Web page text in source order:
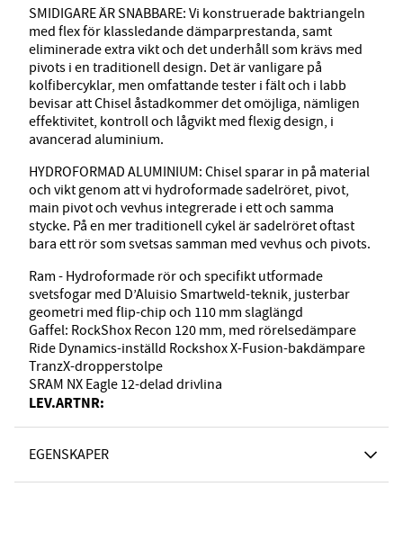
SMIDIGARE ÄR SNABBARE: Vi konstruerade baktriangeln
med flex för klassledande dämparprestanda, samt
eliminerade extra vikt och det underhåll som krävs med
pivots i en traditionell design. Det är vanligare på
kolfibercyklar, men omfattande tester i fält och i labb
bevisar att Chisel åstadkommer det omöjliga, nämligen
effektivitet, kontroll och lågvikt med flexig design, i
avancerad aluminium.
HYDROFORMAD ALUMINIUM: Chisel sparar in på material
och vikt genom att vi hydroformade sadelröret, pivot,
main pivot och vevhus integrerade i ett och samma
stycke. På en mer traditionell cykel är sadelröret oftast
bara ett rör som svetsas samman med vevhus och pivots.
Ram - Hydroformade rör och specifikt utformade
svetsfogar med D’Aluisio Smartweld-teknik, justerbar
geometri med flip-chip och 110 mm slaglängd
Gaffel: RockShox Recon 120 mm, med rörelsedämpare
Ride Dynamics-inställd Rockshox X-Fusion-bakdämpare
TranzX-dropperstolpe
SRAM NX Eagle 12-delad drivlina
LEV.ARTNR:
EGENSKAPER